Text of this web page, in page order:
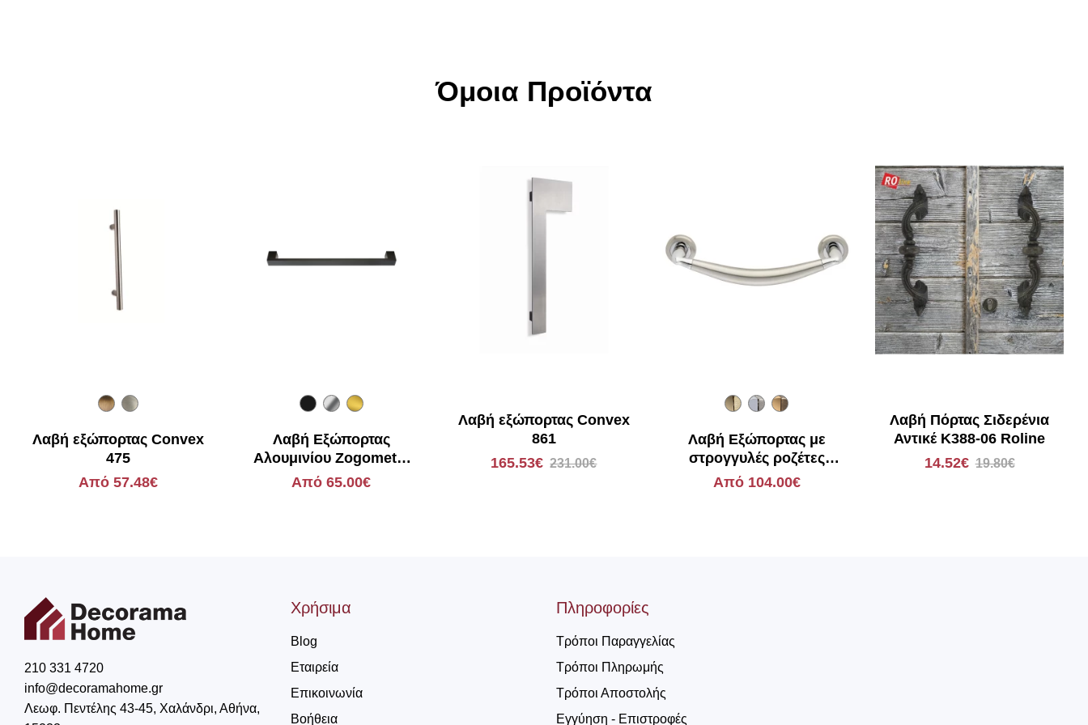
Όμοια Προϊόντα
Λαβή εξώπορτας Convex
475
Από 57.48€
Λαβή Εξώπορτας
Αλουμινίου Zogometal
3031
Από 65.00€
Λαβή εξώπορτας Convex
861
165.53€ 231.00€
Λαβή Εξώπορτας με
στρογγυλές ροζέτες
Zogometal 331
Από 104.00€
Λαβή Πόρτας Σιδερένια
Αντικέ Κ388-06 Roline
14.52€ 19.80€
210 331 4720
info@decoramahome.gr
Λεωφ. Πεντέλης 43-45, Χαλάνδρι, Αθήνα,
Χρήσιμα
Blog
Εταιρεία
Επικοινωνία
Βοήθεια
Πληροφορίες
Τρόποι Παραγγελίας
Τρόποι Πληρωμής
Τρόποι Αποστολής
Εγγύηση - Επιστροφές